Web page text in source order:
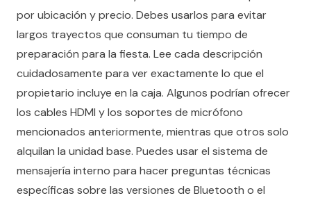
por ubicación y precio. Debes usarlos para evitar
largos trayectos que consuman tu tiempo de
preparación para la fiesta. Lee cada descripción
cuidadosamente para ver exactamente lo que el
propietario incluye en la caja. Algunos podrían ofrecer
los cables HDMI y los soportes de micrófono
mencionados anteriormente, mientras que otros solo
alquilan la unidad base. Puedes usar el sistema de
mensajería interno para hacer preguntas técnicas
específicas sobre las versiones de Bluetooth o el